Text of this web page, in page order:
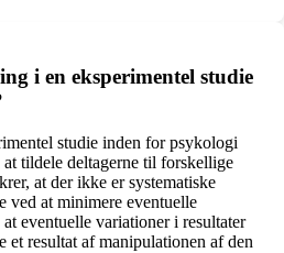
i en eksperimentel studie
studie inden for psykologi
at tildele deltagerne til forskellige
at der ikke er systematiske
ved at minimere eventuelle
eventuelle variationer i resultater
et resultat af manipulationen af den